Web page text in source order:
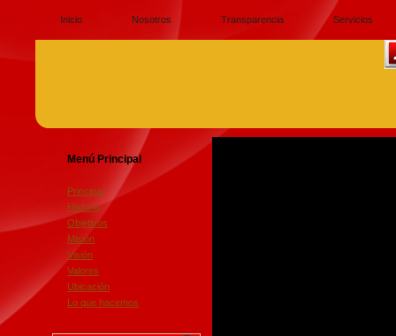
Inicio Nosotros Transparencia Servicios
Menú Principal
Principal
Historia
Objetivos
Misión
Visión
Valores
Ubicación
Lo que hacemos